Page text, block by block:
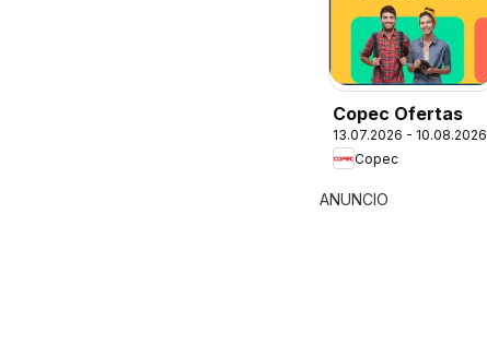
Copec Ofertas
13.07.2026 - 10.08.2026
Copec
ANUNCIO